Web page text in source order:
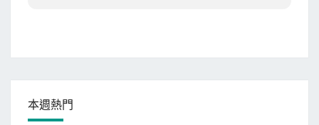
本週熱門